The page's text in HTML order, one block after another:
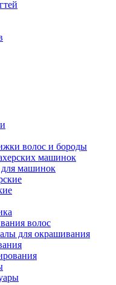
волос и бороды
машинок
машинок
волос
для окрашивания